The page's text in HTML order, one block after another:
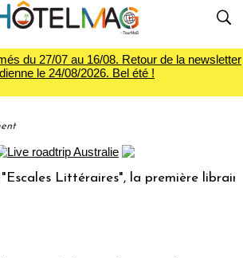
du 27/07 au 16/08. Retour de la newsletter
le 24/08/2026. Bel été !
Littéraires", la première librairie du